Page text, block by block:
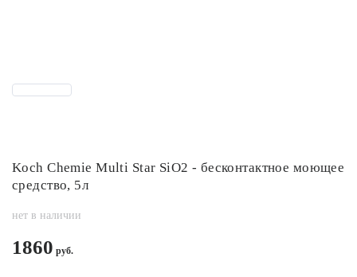
Koch Chemie Multi Star SiO2 - бесконтактное моющее
средство, 5л
нет в наличии
1860